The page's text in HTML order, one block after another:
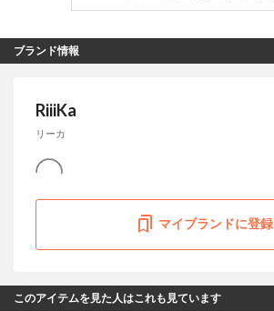
ブランド情報
RiiiKa
リーカ
マイブランドに登録
このアイテムを見た人はこれも見ています